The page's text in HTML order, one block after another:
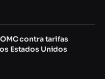
contra tarifas
Estados Unidos